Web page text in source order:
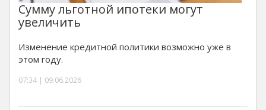
Сумму льготной ипотеки могут
увеличить
Изменение кредитной политики возможно уже в
этом году.
07:34 | 09.06.2026